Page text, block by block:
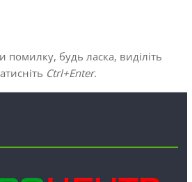
будь ласка, виділіть
Ctrl+Enter.